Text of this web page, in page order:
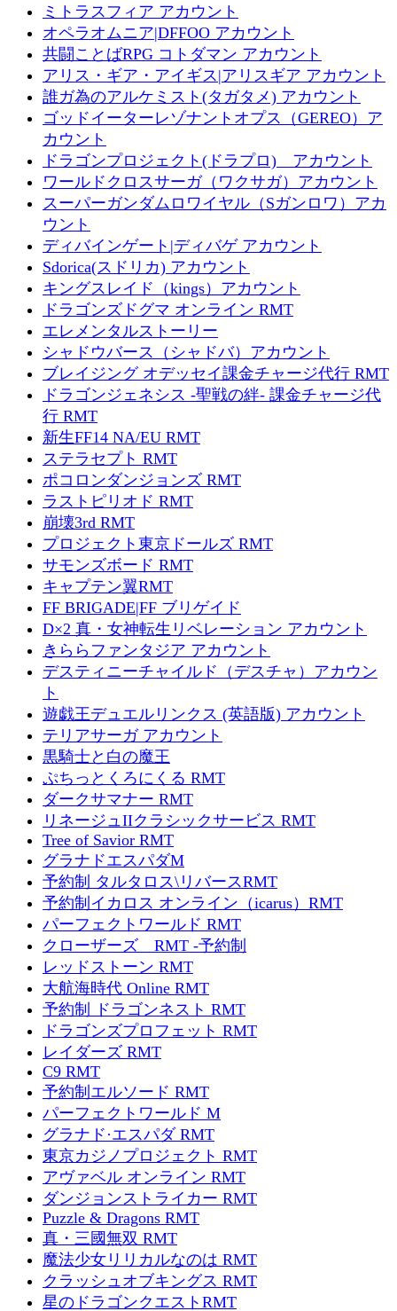
ミトラスフィア アカウント
オペラオムニア|DFFOO アカウント
共闘ことばRPG コトダマン アカウント
アリス・ギア・アイギス|アリスギア アカウント
誰ガ為のアルケミスト(タガタメ) アカウント
ゴッドイーターレゾナントオプス（GEREO）ア
カウント
ドラゴンプロジェクト(ドラプロ) アカウント
ワールドクロスサーガ（ワクサガ）アカウント
スーパーガンダムロワイヤル（Sガンロワ）アカ
ウント
ディバインゲート|ディバゲ アカウント
Sdorica(スドリカ) アカウント
キングスレイド（kings）アカウント
ドラゴンズドグマ オンライン RMT
エレメンタルストーリー
シャドウバース（シャドバ）アカウント
ブレイジング オデッセイ課金チャージ代行 RMT
ドラゴンジェネシス -聖戦の絆- 課金チャージ代
行 RMT
新生FF14 NA/EU RMT
ステラセプト RMT
ポコロンダンジョンズ RMT
ラストピリオド RMT
崩壊3rd RMT
プロジェクト東京ドールズ RMT
サモンズボード RMT
キャプテン翼RMT
FF BRIGADE|FF ブリゲイド
D×2 真・女神転生リベレーション アカウント
きららファンタジア アカウント
デスティニーチャイルド（デスチャ）アカウン
ト
遊戯王デュエルリンクス (英語版) アカウント
テリアサーガ アカウント
黒騎士と白の魔王
ぷちっとくろにくる RMT
ダークサマナー RMT
リネージュIIクラシックサービス RMT
Tree of Savior RMT
グラナドエスパダM
予約制 タルタロス\リバースRMT
予約制イカロス オンライン（icarus）RMT
パーフェクトワールド RMT
クローザーズ RMT -予約制
レッドストーン RMT
大航海時代 Online RMT
予約制 ドラゴンネスト RMT
ドラゴンズプロフェット RMT
レイダーズ RMT
C9 RMT
予約制エルソード RMT
パーフェクトワールド M
グラナド·エスパダ RMT
東京カジノプロジェクト RMT
アヴァベル オンライン RMT
ダンジョンストライカー RMT
Puzzle & Dragons RMT
真・三國無双 RMT
魔法少女リリカルなのは RMT
クラッシュオブキングス RMT
星のドラゴンクエストRMT